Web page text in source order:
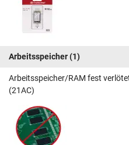
Arbeitsspeicher(1)
Arbeitsspeicher/RAM fest
(21AC)